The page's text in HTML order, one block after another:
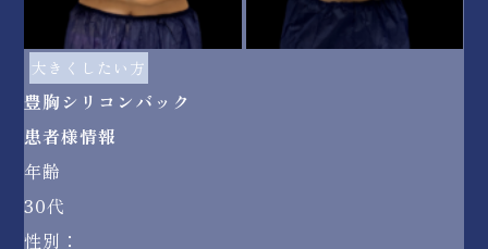
大きくしたい方
豊胸シリコンバック
患者様情報
年齢
30代
性別：